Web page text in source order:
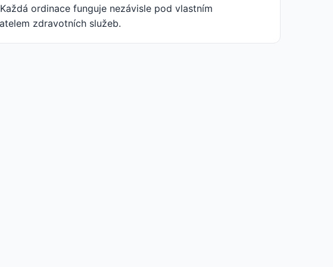
ordinace funguje nezávisle pod vlastním
zdravotních služeb.